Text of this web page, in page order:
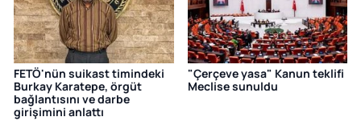
FETÖ'nün suikast timindeki
Burkay Karatepe, örgüt
bağlantısını ve darbe
girişimini anlattı
"Çerçeve yasa" Kanun teklifi
Meclise sunuldu